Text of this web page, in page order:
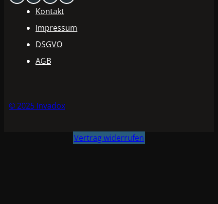
Kontakt
Impressum
DSGVO
AGB
© 2025 Invadox
Vertrag widerrufen